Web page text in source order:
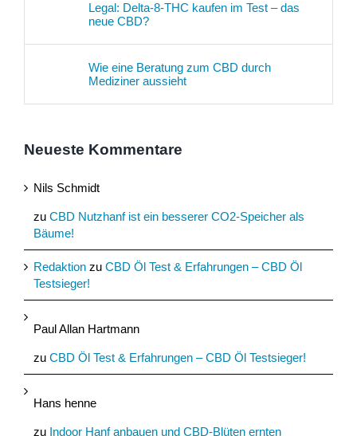
Legal: Delta-8-THC kaufen im Test – das
neue CBD?
Wie eine Beratung zum CBD durch
Mediziner aussieht
Neueste Kommentare
Nils Schmidt
zu CBD Nutzhanf ist ein besserer CO2-Speicher als
Bäume!
Redaktion zu CBD Öl Test & Erfahrungen – CBD Öl
Testsieger!
Paul Allan Hartmann
zu CBD Öl Test & Erfahrungen – CBD Öl Testsieger!
Hans henne
zu Indoor Hanf anbauen und CBD-Blüten ernten